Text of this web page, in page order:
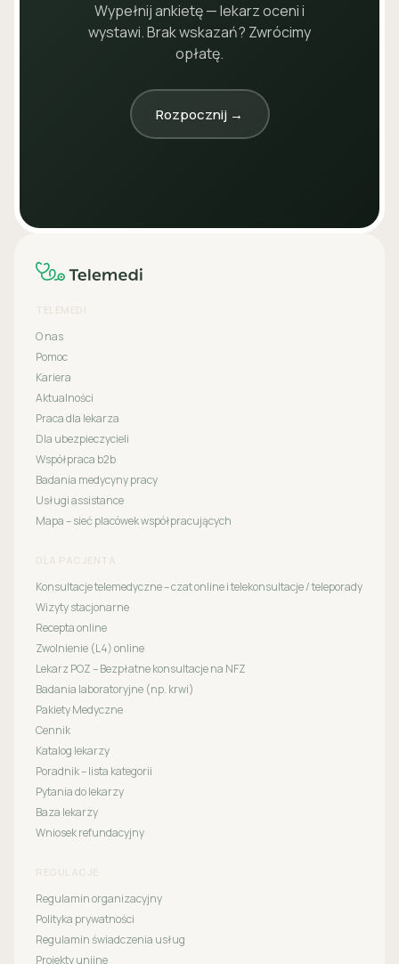
Wypełnij ankietę — lekarz oceni i
wystawi. Brak wskazań? Zwrócimy
opłatę.
Rozpocznij →
TELEMEDI
O nas
Pomoc
Kariera
Aktualności
Praca dla lekarza
Dla ubezpieczycieli
Współpraca b2b
Badania medycyny pracy
Usługi assistance
Mapa – sieć placówek współpracujących
DLA PACJENTA
Konsultacje telemedyczne – czat online i telekonsultacje / teleporady
Wizyty stacjonarne
Recepta online
Zwolnienie (L4) online
Lekarz POZ – Bezpłatne konsultacje na NFZ
Badania laboratoryjne (np. krwi)
Pakiety Medyczne
Cennik
Katalog lekarzy
Poradnik – lista kategorii
Pytania do lekarzy
Baza lekarzy
Wniosek refundacyjny
REGULACJE
Regulamin organizacyjny
Polityka prywatności
Regulamin świadczenia usług
Projekty unijne